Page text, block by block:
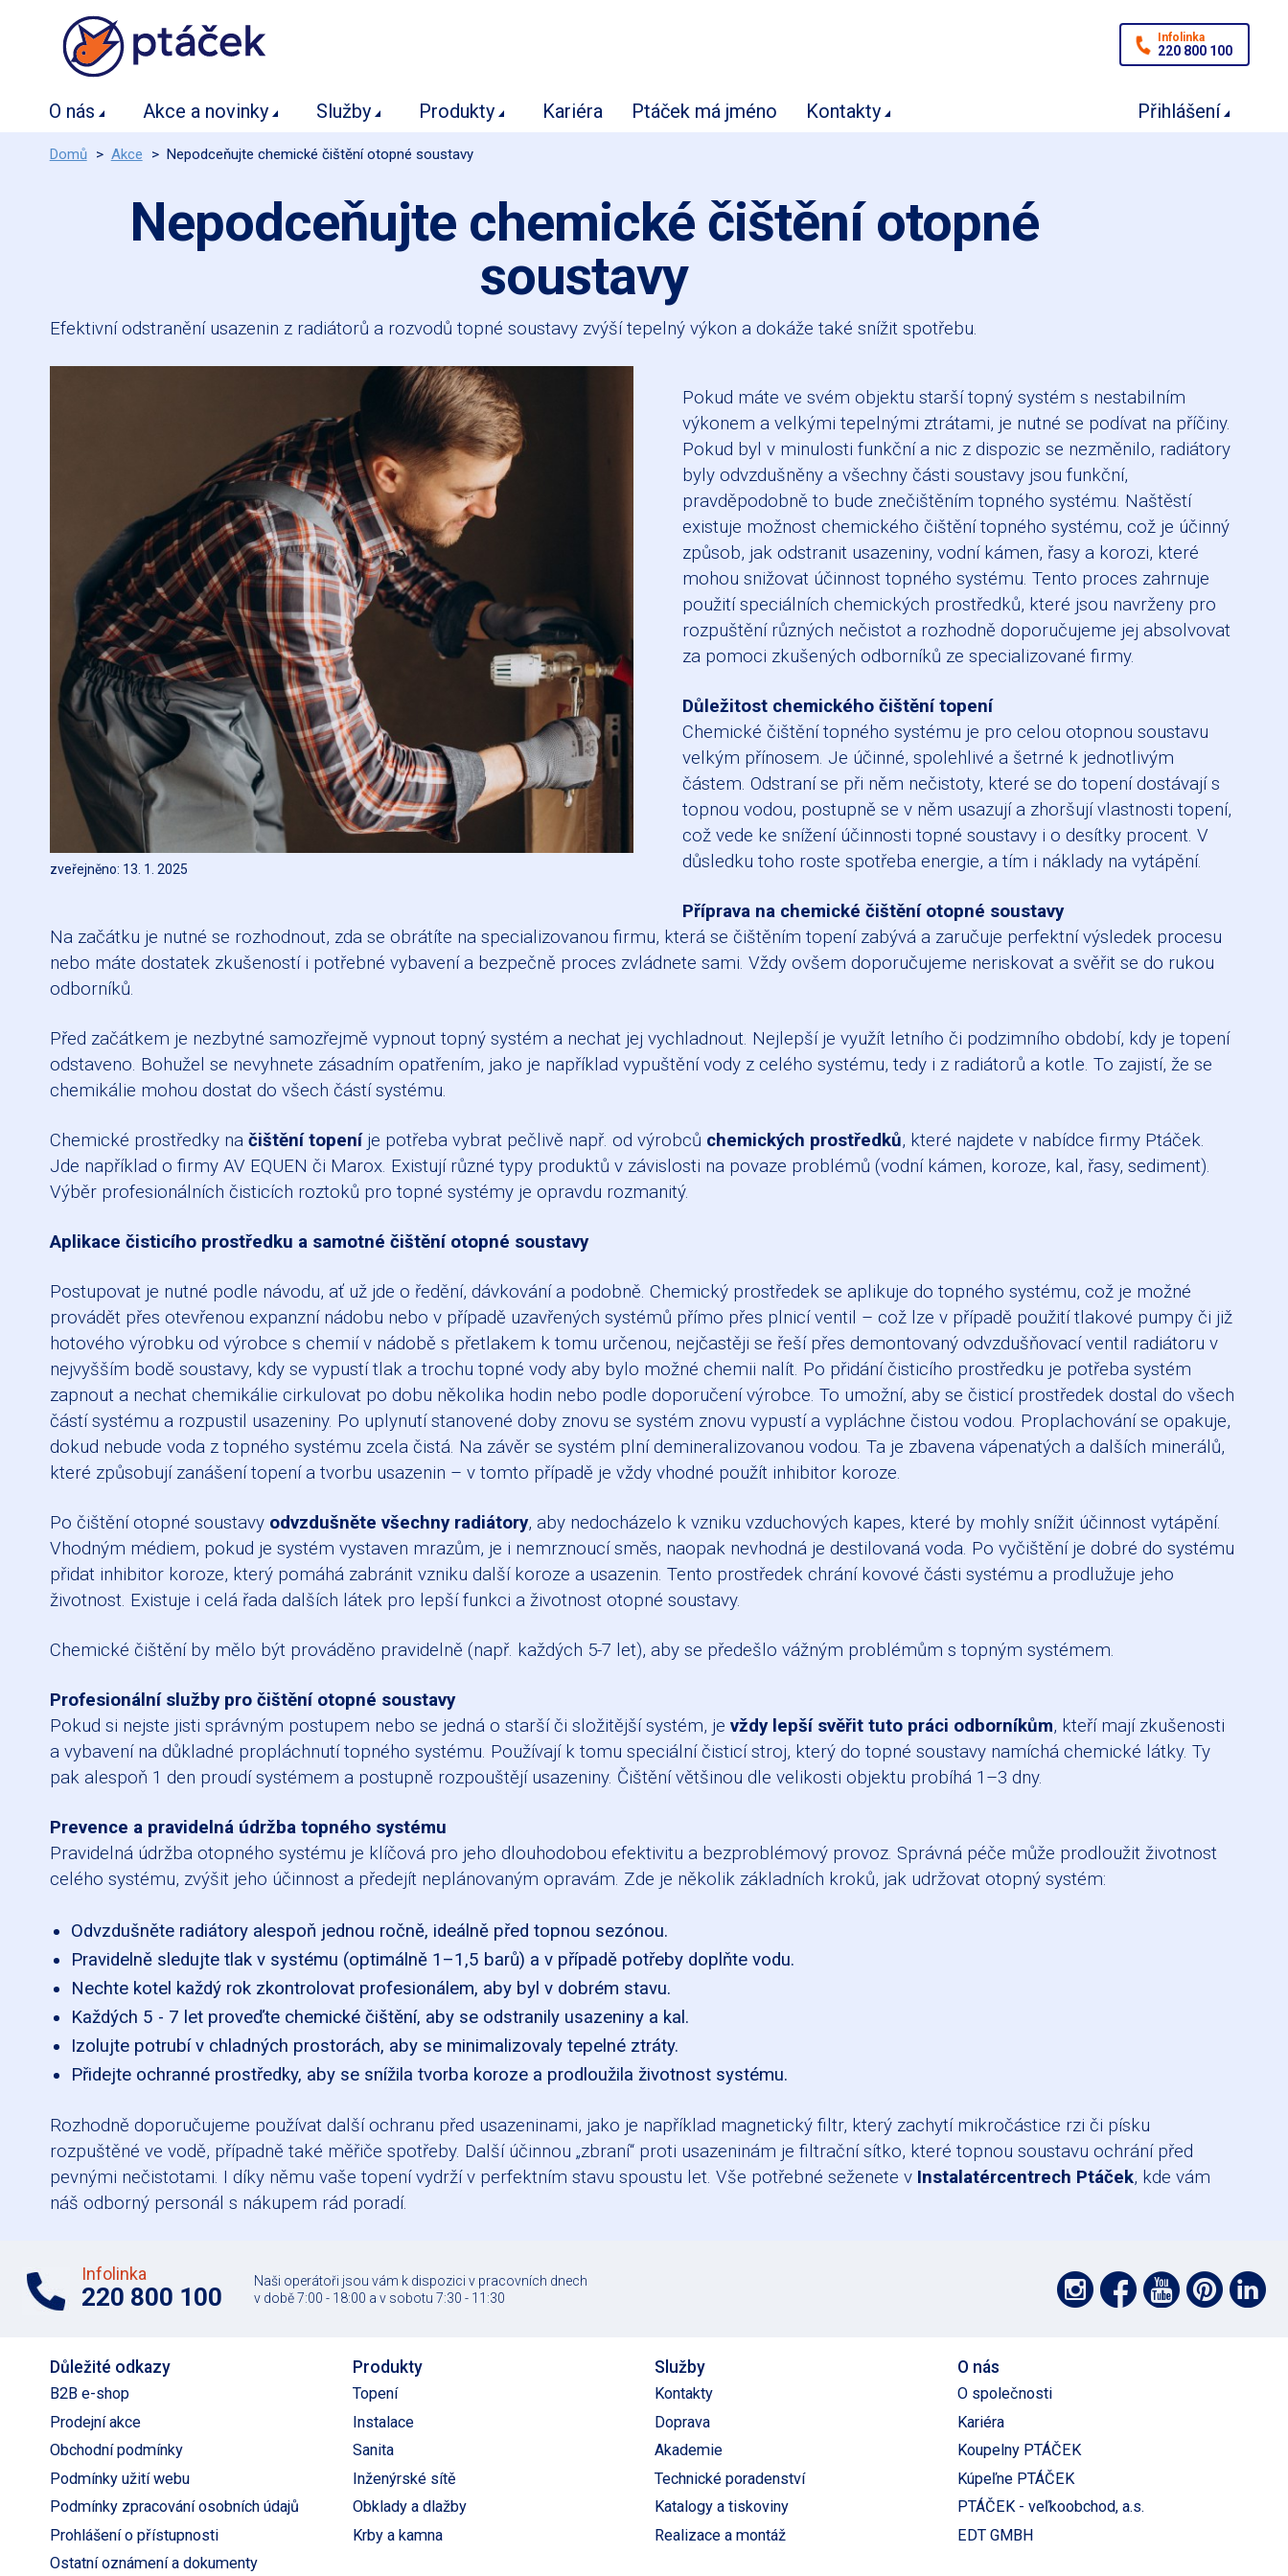
Infolinka
220 800 100
Přihlášení
O nás Akce a novinky Služby Produkty Kariéra Ptáček má jméno Kontakty
Domů > Akce > Nepodceňujte chemické čištění otopné soustavy
Nepodceňujte chemické čištění otopné
soustavy
Efektivní odstranění usazenin z radiátorů a rozvodů topné soustavy zvýší tepelný výkon a dokáže také snížit spotřebu.
zveřejněno: 13. 1. 2025
Pokud máte ve svém objektu starší topný systém s nestabilním
výkonem a velkými tepelnými ztrátami, je nutné se podívat na příčiny.
Pokud byl v minulosti funkční a nic z dispozic se nezměnilo, radiátory
byly odvzdušněny a všechny části soustavy jsou funkční,
pravděpodobně to bude znečištěním topného systému. Naštěstí
existuje možnost chemického čištění topného systému, což je účinný
způsob, jak odstranit usazeniny, vodní kámen, řasy a korozi, které
mohou snižovat účinnost topného systému. Tento proces zahrnuje
použití speciálních chemických prostředků, které jsou navrženy pro
rozpuštění různých nečistot a rozhodně doporučujeme jej absolvovat
za pomoci zkušených odborníků ze specializované firmy.
Důležitost chemického čištění topení
Chemické čištění topného systému je pro celou otopnou soustavu
velkým přínosem. Je účinné, spolehlivé a šetrné k jednotlivým
částem. Odstraní se při něm nečistoty, které se do topení dostávají s
topnou vodou, postupně se v něm usazují a zhoršují vlastnosti topení,
což vede ke snížení účinnosti topné soustavy i o desítky procent. V
důsledku toho roste spotřeba energie, a tím i náklady na vytápění.
Příprava na chemické čištění otopné soustavy
Na začátku je nutné se rozhodnout, zda se obrátíte na specializovanou firmu, která se čištěním topení zabývá a zaručuje perfektní výsledek procesu
nebo máte dostatek zkušeností i potřebné vybavení a bezpečně proces zvládnete sami. Vždy ovšem doporučujeme neriskovat a svěřit se do rukou
odborníků.
Před začátkem je nezbytné samozřejmě vypnout topný systém a nechat jej vychladnout. Nejlepší je využít letního či podzimního období, kdy je topení
odstaveno. Bohužel se nevyhnete zásadním opatřením, jako je například vypuštění vody z celého systému, tedy i z radiátorů a kotle. To zajistí, že se
chemikálie mohou dostat do všech částí systému.
Chemické prostředky na čištění topeníje potřeba vybrat pečlivě např. od výrobců chemických prostředků, které najdete v nabídce firmy Ptáček.
Jde například o firmy AV EQUEN či Marox. Existují různé typy produktů v závislosti na povaze problémů (vodní kámen, koroze, kal, řasy, sediment).
Výběr profesionálních čisticích roztoků pro topné systémy je opravdu rozmanitý.
Aplikace čisticího prostředku a samotné čištění otopné soustavy
Postupovat je nutné podle návodu, ať už jde o ředění, dávkování a podobně. Chemický prostředek se aplikuje do topného systému, což je možné
provádět přes otevřenou expanzní nádobu nebo v případě uzavřených systémů přímo přes plnicí ventil – což lze v případě použití tlakové pumpy či již
hotového výrobku od výrobce s chemií v nádobě s přetlakem k tomu určenou, nejčastěji se řeší přes demontovaný odvzdušňovací ventil radiátoru v
nejvyšším bodě soustavy, kdy se vypustí tlak a trochu topné vody aby bylo možné chemii nalít. Po přidání čisticího prostředku je potřeba systém
zapnout a nechat chemikálie cirkulovat po dobu několika hodin nebo podle doporučení výrobce. To umožní, aby se čisticí prostředek dostal do všech
částí systému a rozpustil usazeniny. Po uplynutí stanovené doby znovu se systém znovu vypustí a vypláchne čistou vodou. Proplachování se opakuje,
dokud nebude voda z topného systému zcela čistá. Na závěr se systém plní demineralizovanou vodou. Ta je zbavena vápenatých a dalších minerálů,
které způsobují zanášení topení a tvorbu usazenin – v tomto případě je vždy vhodné použít inhibitor koroze.
Po čištění otopné soustavy odvzdušněte všechny radiátory, aby nedocházelo k vzniku vzduchových kapes, které by mohly snížit účinnost vytápění.
Vhodným médiem, pokud je systém vystaven mrazům, je i nemrznoucí směs, naopak nevhodná je destilovaná voda. Po vyčištění je dobré do systému
přidat inhibitor koroze, který pomáhá zabránit vzniku další koroze a usazenin. Tento prostředek chrání kovové části systému a prodlužuje jeho
životnost. Existuje i celá řada dalších látek pro lepší funkci a životnost otopné soustavy.
Chemické čištění by mělo být prováděno pravidelně (např. každých 5-7 let), aby se předešlo vážným problémům s topným systémem.
Profesionální služby pro čištění otopné soustavy
Pokud si nejste jisti správným postupem nebo se jedná o starší či složitější systém, je vždy lepší svěřit tuto práci odborníkům, kteří mají zkušenosti
a vybavení na důkladné propláchnutí topného systému. Používají k tomu speciální čisticí stroj, který do topné soustavy namíchá chemické látky. Ty
pak alespoň 1 den proudí systémem a postupně rozpouštějí usazeniny. Čištění většinou dle velikosti objektu probíhá 1–3 dny.
Prevence a pravidelná údržba topného systému
Pravidelná údržba otopného systému je klíčová pro jeho dlouhodobou efektivitu a bezproblémový provoz. Správná péče může prodloužit životnost
celého systému, zvýšit jeho účinnost a předejít neplánovaným opravám. Zde je několik základních kroků, jak udržovat otopný systém:
Odvzdušněte radiátory alespoň jednou ročně, ideálně před topnou sezónou.
Pravidelně sledujte tlak v systému (optimálně 1–1,5 barů) a v případě potřeby doplňte vodu.
Nechte kotel každý rok zkontrolovat profesionálem, aby byl v dobrém stavu.
Každých 5 - 7 let proveďte chemické čištění, aby se odstranily usazeniny a kal.
Izolujte potrubí v chladných prostorách, aby se minimalizovaly tepelné ztráty.
Přidejte ochranné prostředky, aby se snížila tvorba koroze a prodloužila životnost systému.
Rozhodně doporučujeme používat další ochranu před usazeninami, jako je například magnetický filtr, který zachytí mikročástice rzi či písku
rozpuštěné ve vodě, případně také měřiče spotřeby. Další účinnou „zbraní“ proti usazeninám je filtrační sítko, které topnou soustavu ochrání před
pevnými nečistotami. I díky němu vaše topení vydrží v perfektním stavu spoustu let. Vše potřebné seženete v Instalatércentrech Ptáček, kde vám
náš odborný personál s nákupem rád poradí.
Infolinka
220 800 100
Naši operátoři jsou vám k dispozici v pracovních dnech
v době 7:00 - 18:00 a v sobotu 7:30 - 11:30
Podpořte
Podpořte
Instagram
Důležité odkazy
B2B e-shop
Prodejní akce
Obchodní podmínky
Podmínky užití webu
Podmínky zpracování osobních údajů
Prohlášení o přístupnosti
Ostatní oznámení a dokumenty
Produkty
Topení
Instalace
Sanita
Inženýrské sítě
Obklady a dlažby
Krby a kamna
Služby
Kontakty
Doprava
Akademie
Technické poradenství
Katalogy a tiskoviny
Realizace a montáž
O nás
O společnosti
Kariéra
Koupelny PTÁČEK
Kúpeľne PTÁČEK
PTÁČEK - veľkoobchod, a.s.
EDT GMBH